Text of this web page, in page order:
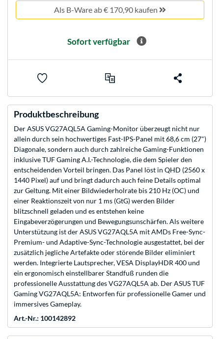
Als B-Ware ab € 170,90 kaufen
Sofort verfügbar
Produktbeschreibung
Der ASUS VG27AQL5A Gaming-Monitor überzeugt nicht nur
allein durch sein hochwertiges Fast-IPS-Panel mit 68,6 cm (27")
Diagonale, sondern auch durch zahlreiche Gaming-Funktionen
inklusive TUF Gaming A.I.-Technologie, die dem Spieler den
entscheidenden Vorteil bringen. Das Panel löst in QHD (2560 x
1440 Pixel) auf und bringt dadurch auch feine Details optimal
zur Geltung. Mit einer Bildwiederholrate bis 210 Hz (OC) und
einer Reaktionszeit von nur 1 ms (GtG) werden Bilder
blitzschnell geladen und es entstehen keine
Eingabeverzögerungen und Bewegungsunschärfen. Als weitere
Unterstützung ist der ASUS VG27AQL5A mit AMDs Free-Sync-
Premium- und Adaptive-Sync-Technologie ausgestattet, bei der
zusätzlich jegliche Artefakte oder störende Bilder eliminiert
werden. Integrierte Lautsprecher, VESA DisplayHDR 400 und
ein ergonomisch einstellbarer Standfuß runden die
professionelle Ausstattung des VG27AQL5A ab. Der ASUS TUF
Gaming VG27AQL5A: Entworfen für professionelle Gamer und
immersives Gameplay.
Art.-Nr.: 100142892